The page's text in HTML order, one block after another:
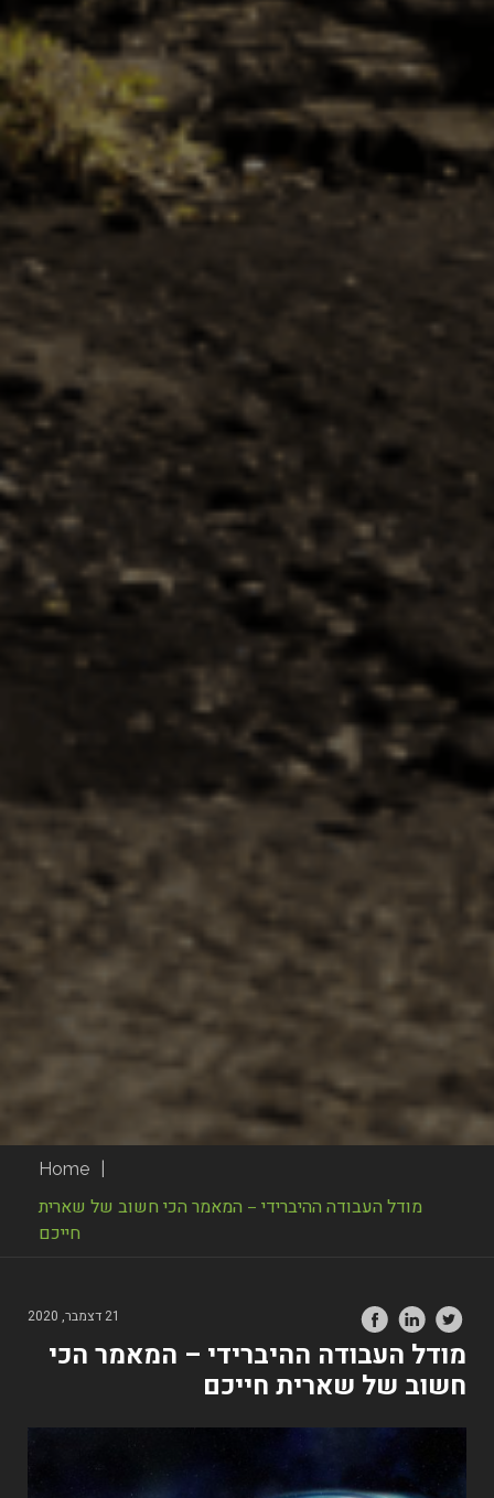
Home
מודל העבודה ההיברידי – המאמר הכי חשוב של שארית
חייכם
21 דצמבר, 2020
מודל העבודה ההיברידי – המאמר הכי
חשוב של שארית חייכם